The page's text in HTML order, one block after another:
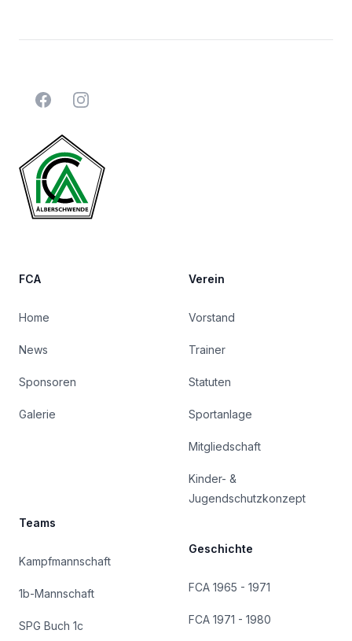
FacebookInstagram
FCA
Home
News
Sponsoren
Galerie
Teams
Kampfmannschaft
1b-Mannschaft
SPG Buch 1c
Verein
Vorstand
Trainer
Statuten
Sportanlage
Mitgliedschaft
Kinder- &
Jugendschutzkonzept
Geschichte
FCA 1965 - 1971
FCA 1971 - 1980